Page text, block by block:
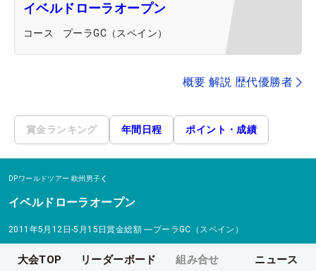
イベルドローラオープン
コース プーラGC（スペイン）
概要 解説 歴代優勝者
賞金ランキング 年間日程 ポイント・成績
DPワールドツアー 欧州男子
イベルドローラオープン
2011年5月12日-5月15日賞金総額 ―プーラGC（スペイン）
大会TOP リーダーボード 組み合せ ニュース